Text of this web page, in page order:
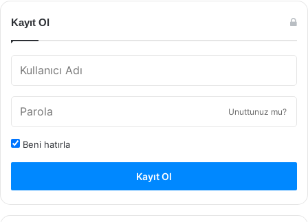
Kayıt Ol
Unuttunuz mu?
Beni hatırla
Kayıt Ol